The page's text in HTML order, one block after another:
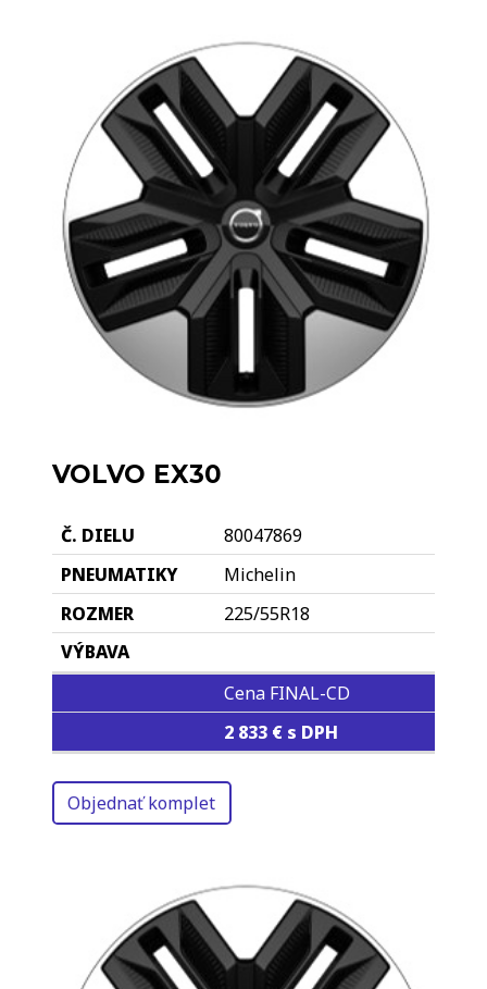
VOLVO EX30
80047869
Michelin
225/55R18
Cena FINAL-CD
2 833 € s DPH
Objednať komplet